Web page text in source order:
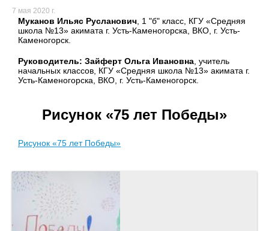
7 мая 2020 г.
Муканов Ильяс Русланович, 1 "б" класс, КГУ «Средняя
школа №13» акимата г. Усть-Каменогорска, ВКО, г. Усть-
Каменогорск.
Руководитель: Зайферт Ольга Ивановна , учитель
начальных классов, КГУ «Средняя школа №13» акимата г.
Усть-Каменогорска, ВКО, г. Усть-Каменогорск.
Рисунок «75 лет Победы»
Рисунок «75 лет Победы»